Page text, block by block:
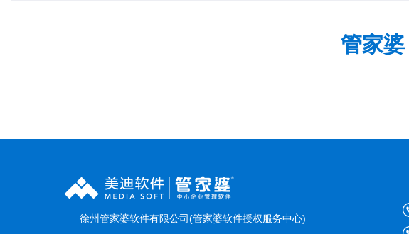
管家
徐州管家婆软件有限公司(管家婆软件授权服务中心)